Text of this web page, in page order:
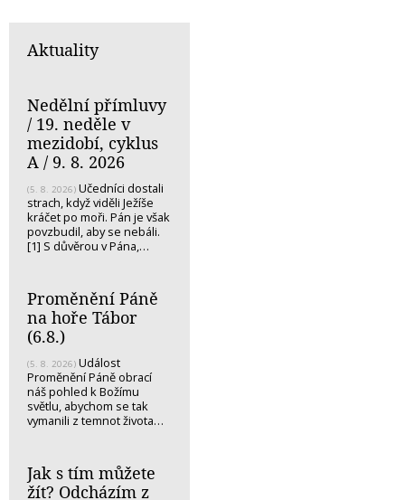
Aktuality
Nedělní přímluvy
/ 19. neděle v
mezidobí, cyklus
A / 9. 8. 2026
(5. 8. 2026) Učedníci dostali
strach, když viděli Ježíše
kráčet po moři. Pán je však
povzbudil, aby se nebáli.
[1] S důvěrou v Pána,…
Proměnění Páně
na hoře Tábor
(6.8.)
(5. 8. 2026) Událost
Proměnění Páně obrací
náš pohled k Božímu
světlu, abychom se tak
vymanili z temnot života…
Jak s tím můžete
žít? Odcházím z